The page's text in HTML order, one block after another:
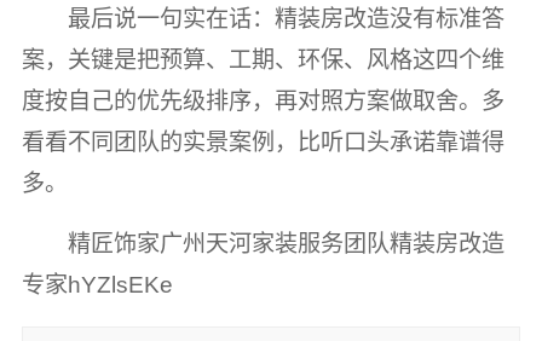
最后说一句实在话：精装房改造没有标准答
案，关键是把预算、工期、环保、风格这四个维
度按自己的优先级排序，再对照方案做取舍。多
看看不同团队的实景案例，比听口头承诺靠谱得
多。
精匠饰家广州天河家装服务团队精装房改造
专家hYZlsEKe